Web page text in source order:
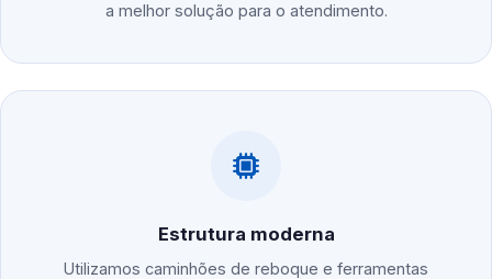
a melhor solução para o atendimento.
Estrutura moderna
Utilizamos caminhões de reboque e ferramentas